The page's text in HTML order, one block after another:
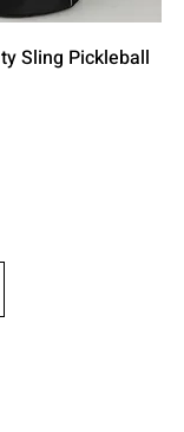
दृश्य
Sling Pickleball